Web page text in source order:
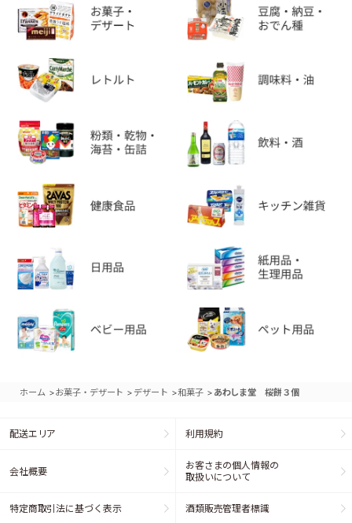
ホーム >お菓子・デザート > デザート >和菓子 > あわしま堂 桜餅３個
配送エリア 利用規約
会社概要
お客さまの個人情報の
取扱いについて
特定商取引法に基づく表示 酒類販売管理者標識